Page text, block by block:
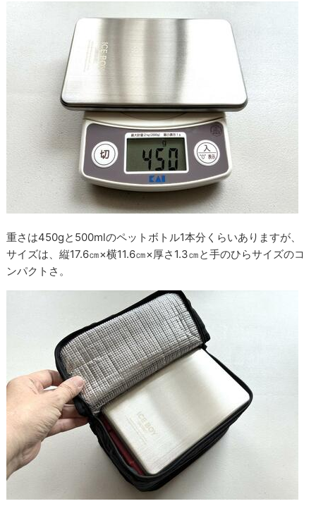
重さは450gと500mlのペットボトル1本分くらいありますが、
サイズは、縦17.6㎝×横11.6㎝×厚さ1.3㎝と手のひらサイズのコ
ンパクトさ。